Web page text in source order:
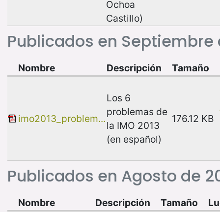
Publicados en Septiembre
Ochoa
Castillo)
Publicados en Agosto de
Nombre Descripción Tamaño
imo2013_problem...
Los 6
problemas de
la IMO 2013
(en español)
176.12 KB
Nombre Descripción Tamaño